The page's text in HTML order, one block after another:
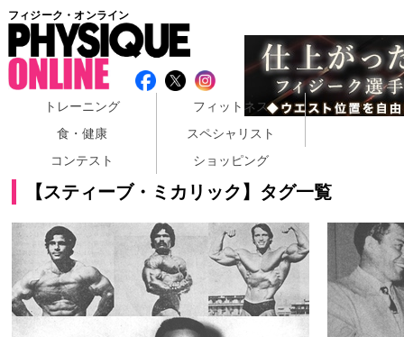
フィジーク・オンライン
トレーニング
フィットネス
食・健康
スペシャリスト
コンテスト
ショッピング
【スティーブ・ミカリック】タグ一覧